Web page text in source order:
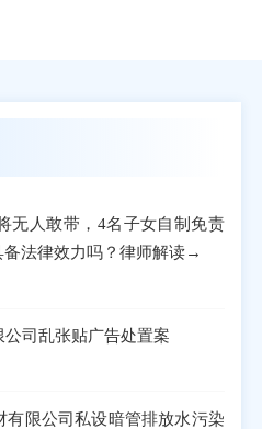
无人敢带，4名子女自制免责
备法律效力吗？律师解读→
司乱张贴广告处置案
有限公司私设暗管排放水污染